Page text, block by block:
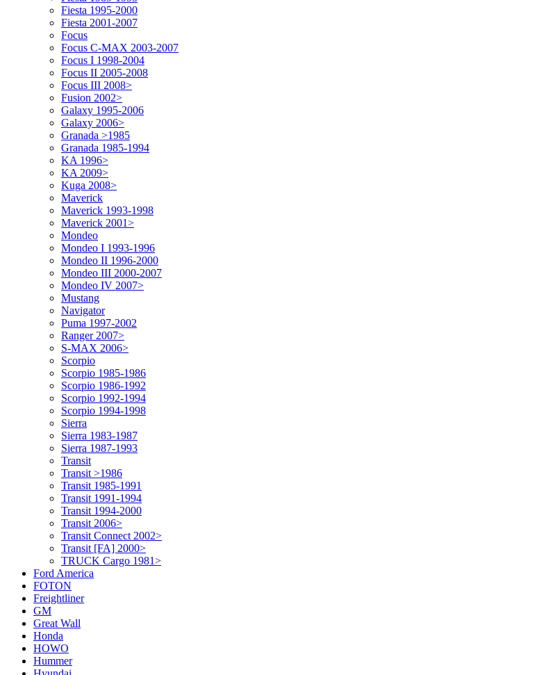
Fiesta 1995-2000
Fiesta 2001-2007
Focus
Focus C-MAX 2003-2007
Focus I 1998-2004
Focus II 2005-2008
Focus III 2008>
Fusion 2002>
Galaxy 1995-2006
Galaxy 2006>
Granada >1985
Granada 1985-1994
KA 1996>
KA 2009>
Kuga 2008>
Maverick
Maverick 1993-1998
Maverick 2001>
Mondeo
Mondeo I 1993-1996
Mondeo II 1996-2000
Mondeo III 2000-2007
Mondeo IV 2007>
Mustang
Navigator
Puma 1997-2002
Ranger 2007>
S-MAX 2006>
Scorpio
Scorpio 1985-1986
Scorpio 1986-1992
Scorpio 1992-1994
Scorpio 1994-1998
Sierra
Sierra 1983-1987
Sierra 1987-1993
Transit
Transit >1986
Transit 1985-1991
Transit 1991-1994
Transit 1994-2000
Transit 2006>
Transit Connect 2002>
Transit [FA] 2000>
TRUCK Cargo 1981>
Ford America
FOTON
Freightliner
GM
Great Wall
Honda
HOWO
Hummer